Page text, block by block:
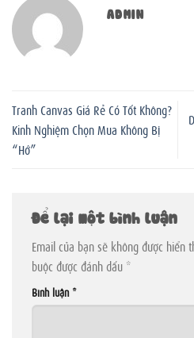
ADMIN
Tranh Canvas Giá Rẻ Có Tốt Không?
Kinh Nghiệm Chọn Mua Không Bị
“Hớ”
Để lại một bình luận
Email của bạn sẽ không được hiển
buộc được đánh dấu *
Bình luận *